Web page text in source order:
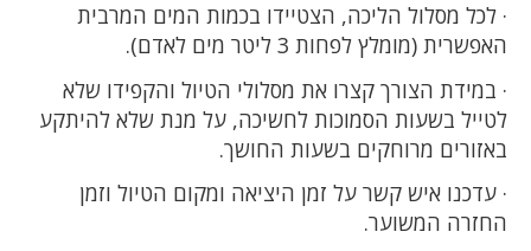
· לכל מסלול הליכה, הצטיידו בכמות המים המרבית
האפשרית (מומלץ לפחות 3 ליטר מים לאדם).
· במידת הצורך קצרו את מסלולי הטיול והקפידו שלא
לטייל בשעות הסמוכות לחשיכה, על מנת שלא להיתקע
באזורים מרוחקים בשעות החושך.
· עדכנו איש קשר על זמן היציאה ומקום הטיול וזמן
החזרה המשוער.